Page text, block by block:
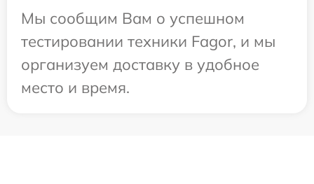
Мы сообщим Вам о успешном
тестировании техники Fagor, и мы
организуем доставку в удобное
место и время.